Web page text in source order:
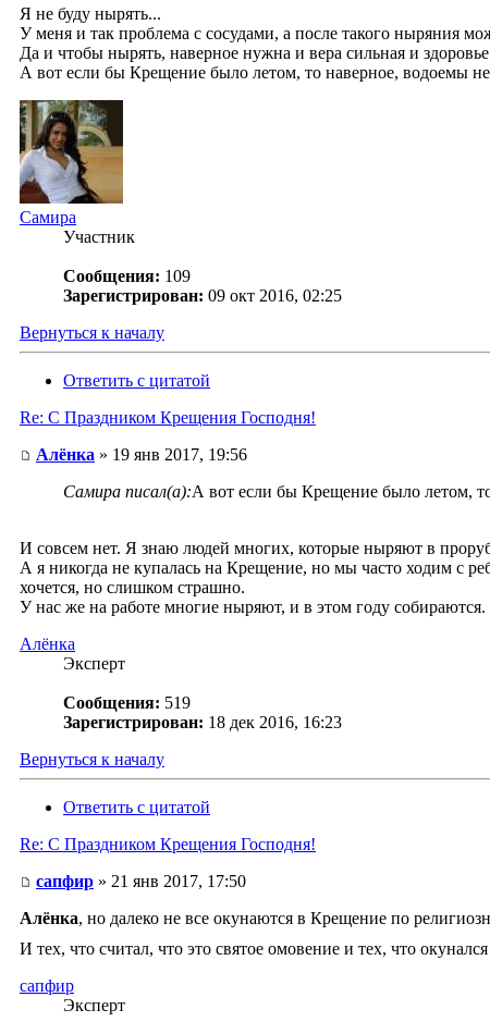
Я не буду нырять...
У меня и так проблема с сосудами, а после такого ныряния
Да и чтобы нырять, наверное нужна и вера сильная и
А вот если бы Крещение было летом, то наверное, водоемы
Самира
Участник
Сообщения: 109
Зарегистрирован: 09 окт 2016, 02:25
Вернуться к началу
Ответить с цитатой
Re: С Праздником Крещения Господня!
Алёнка » 19 янв 2017, 19:56
Самира писал(а):А вот если бы Крещение было летом,
И совсем нет. Я знаю людей многих, которые ныряют в
А я никогда не купалась на Крещение, но мы часто ходим с
хочется, но слишком страшно.
У нас же на работе многие ныряют, и в этом году собираются.
Алёнка
Эксперт
Сообщения: 519
Зарегистрирован: 18 дек 2016, 16:23
Вернуться к началу
Ответить с цитатой
Re: С Праздником Крещения Господня!
сапфир » 21 янв 2017, 17:50
Алёнка, но далеко не все окунаются в Крещение по
И тех, что считал, что это святое омовение и тех, что
сапфир
Эксперт